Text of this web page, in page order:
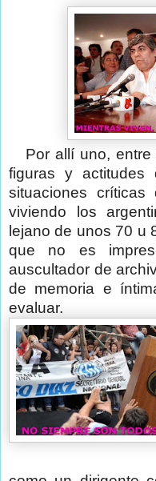
Por allí uno, entre
figuras y actitudes
situaciones
viviendo los
lejano de unos 70 u
que no es
auscultador de
de memoria e
evaluar.